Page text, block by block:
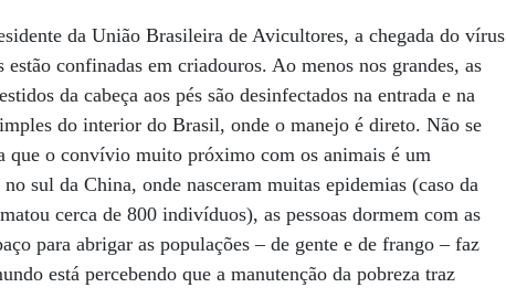
da União Brasileira de Avicultores, a chegada do vírus
confinadas em criadouros. Ao menos nos grandes, as
da cabeça aos pés são desinfectados na entrada e na
do interior do Brasil, onde o manejo é direto. Não se
que o convívio muito próximo com os animais é um
sul da China, onde nasceram muitas epidemias (caso da
cerca de 800 indivíduos), as pessoas dormem com as
para abrigar as populações – de gente e de frango – faz
está percebendo que a manutenção da pobreza traz